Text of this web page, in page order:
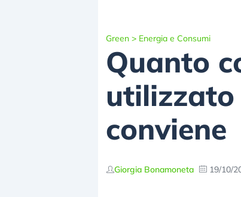
Green > Energia e Consumi
Quanto
utilizzato
conviene
Giorgia Bonamoneta 19/10/